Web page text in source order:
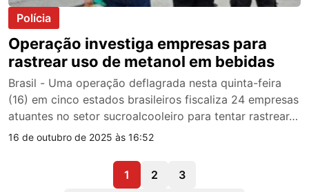
Polícia
Operação investiga empresas para
rastrear uso de metanol em bebidas
Brasil - Uma operação deflagrada nesta quinta-feira
(16) em cinco estados brasileiros fiscaliza 24 empresas
atuantes no setor sucroalcooleiro para tentar rastrear…
16 de outubro de 2025 às 16:52
1 2
3